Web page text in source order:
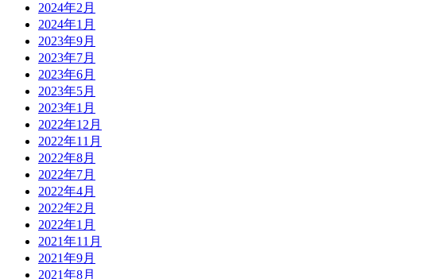
2024年2月
2024年1月
2023年9月
2023年7月
2023年6月
2023年5月
2023年1月
2022年12月
2022年11月
2022年8月
2022年7月
2022年4月
2022年2月
2022年1月
2021年11月
2021年9月
2021年8月